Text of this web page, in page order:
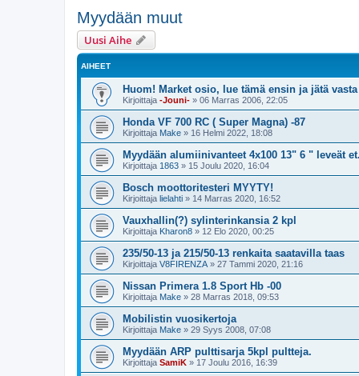
Myydään muut
Uusi Aihe
AIHEET
Huom! Market osio, lue tämä ensin ja jätä
Kirjoittaja -Jouni- » 06 Marras 2006, 22:05
Honda VF 700 RC ( Super Magna) -87
Kirjoittaja Make » 16 Helmi 2022, 18:08
Myydään alumiinivanteet 4x100 13" 6 " leveät
Kirjoittaja 1863 » 15 Joulu 2020, 16:04
Bosch moottoritesteri MYYTY!
Kirjoittaja lielahti » 14 Marras 2020, 16:52
Vauxhallin(?) sylinterinkansia 2 kpl
Kirjoittaja Kharon8 » 12 Elo 2020, 00:25
235/50-13 ja 215/50-13 renkaita saatavilla taas
Kirjoittaja V8FIRENZA » 27 Tammi 2020, 21:16
Nissan Primera 1.8 Sport Hb -00
Kirjoittaja Make » 28 Marras 2018, 09:53
Mobilistin vuosikertoja
Kirjoittaja Make » 29 Syys 2008, 07:08
Myydään ARP pulttisarja 5kpl pultteja.
Kirjoittaja SamiK » 17 Joulu 2016, 16:39